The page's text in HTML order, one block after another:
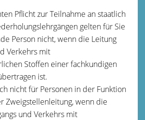
Pflicht zur Teilnahme an staatlich
gelten für Sie
Person nicht, wenn die Leitung
Verkehrs mit
Stoffen einer fachkundigen
ist.
nicht für Personen in der Funktion
Zweigstellenleitung, wenn die
und Verkehrs mit